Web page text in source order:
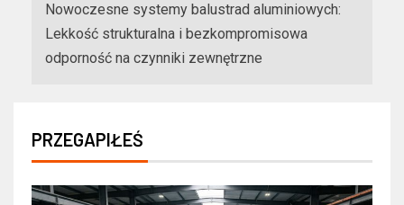
Nowoczesne systemy balustrad aluminiowych:
Lekkość strukturalna i bezkompromisowa
odporność na czynniki zewnętrzne
PRZEGAPIŁEŚ